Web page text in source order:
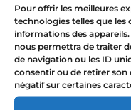
Pour offrir les meilleures
technologies telles que
informations des
nous permettra de traiter
de navigation ou les ID
consentir ou de retirer
négatif sur certaines